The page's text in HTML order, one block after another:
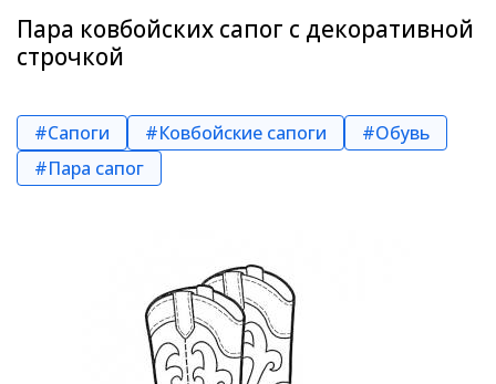
Пара ковбойских сапог с декоративной
строчкой
#Сапоги #Ковбойские сапоги
#Обувь
#Пара сапог